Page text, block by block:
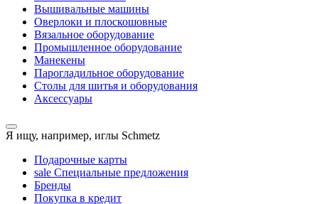
Вышивальные машины
Оверлоки и плоскошовные
Вязальное оборудование
Промышленное оборудование
Манекены
Парогладильное оборудование
Столы для шитья и оборудования
Аксессуары
Я ищу, например, иглы Schmetz
Подарочные карты
sale Специальные предложения
Бренды
Покупка в кредит